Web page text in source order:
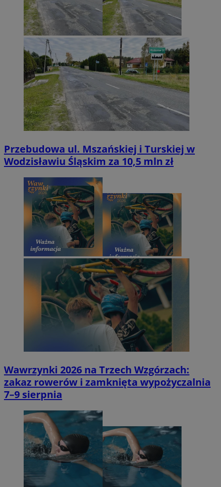
Przebudowa ul. Mszańskiej i Turskiej w
Wodzisławiu Śląskim za 10,5 mln zł
Wawrzynki 2026 na Trzech Wzgórzach:
zakaz rowerów i zamknięta wypożyczalnia
7–9 sierpnia